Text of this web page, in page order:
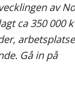
av
ca 350 000
Gå in på